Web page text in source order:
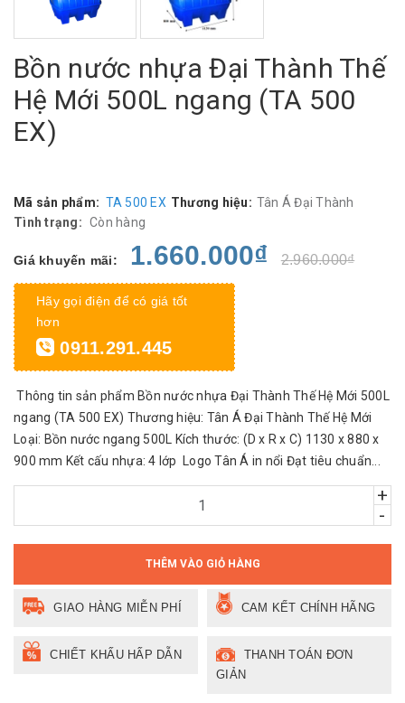
Bồn nước nhựa Đại Thành Thế
Hệ Mới 500L ngang (TA 500
EX)
Mã sản phẩm: TA 500 EX Thương hiệu: Tân Á Đại Thành
Tình trạng: Còn hàng
Giá khuyến mãi: 1.660.000₫ 2.960.000₫
Hãy gọi điện để có giá tốt
hơn
0911.291.445
Thông tin sản phẩm Bồn nước nhựa Đại Thành Thế Hệ Mới 500L
ngang (TA 500 EX) Thương hiệu: Tân Á Đại Thành Thế Hệ Mới
Loại: Bồn nước ngang 500L Kích thước: (D x R x C) 1130 x 880 x
900 mm Kết cấu nhựa: 4 lớp Logo Tân Á in nổi Đạt tiêu chuẩn...
+
-
THÊM VÀO GIỎ HÀNG
GIAO HÀNG MIỄN PHÍ CAM KẾT CHÍNH HÃNG
CHIẾT KHẤU HẤP DẪN
THANH TOÁN ĐƠN
GIẢN